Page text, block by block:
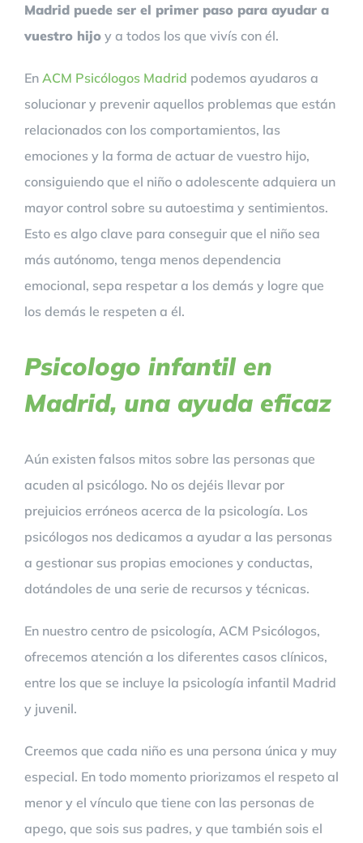
Madrid puede ser el primer paso para ayudar a
vuestro hijo y a todos los que vivís con él.
En ACM Psicólogos Madrid podemos ayudaros a
solucionar y prevenir aquellos problemas que están
relacionados con los comportamientos, las
emociones y la forma de actuar de vuestro hijo,
consiguiendo que el niño o adolescente adquiera un
mayor control sobre su autoestima y sentimientos.
Esto es algo clave para conseguir que el niño sea
más autónomo, tenga menos dependencia
emocional, sepa respetar a los demás y logre que
los demás le respeten a él.
Psicologo infantil en
Madrid, una ayuda eficaz
Aún existen falsos mitos sobre las personas que
acuden al psicólogo. No os dejéis llevar por
prejuicios erróneos acerca de la psicología. Los
psicólogos nos dedicamos a ayudar a las personas
a gestionar sus propias emociones y conductas,
dotándoles de una serie de recursos y técnicas.
En nuestro centro de psicología, ACM Psicólogos,
ofrecemos atención a los diferentes casos clínicos,
entre los que se incluye la psicología infantil Madrid
y juvenil.
Creemos que cada niño es una persona única y muy
especial. En todo momento priorizamos el respeto al
menor y el vínculo que tiene con las personas de
apego, que sois sus padres, y que también sois el